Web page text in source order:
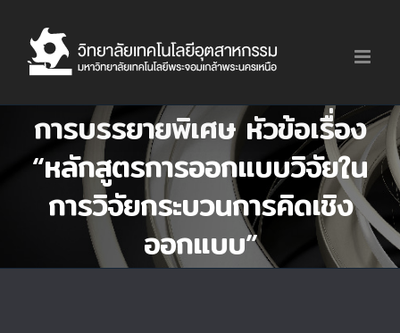
content
การบรรยายพิเศษ หัวข้อเรื่อง
“หลักสูตรการออกแบบวิจัยใน
การวิจัยกระบวนการคิดเชิง
ออกแบบ”